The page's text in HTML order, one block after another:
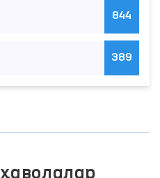
844
389